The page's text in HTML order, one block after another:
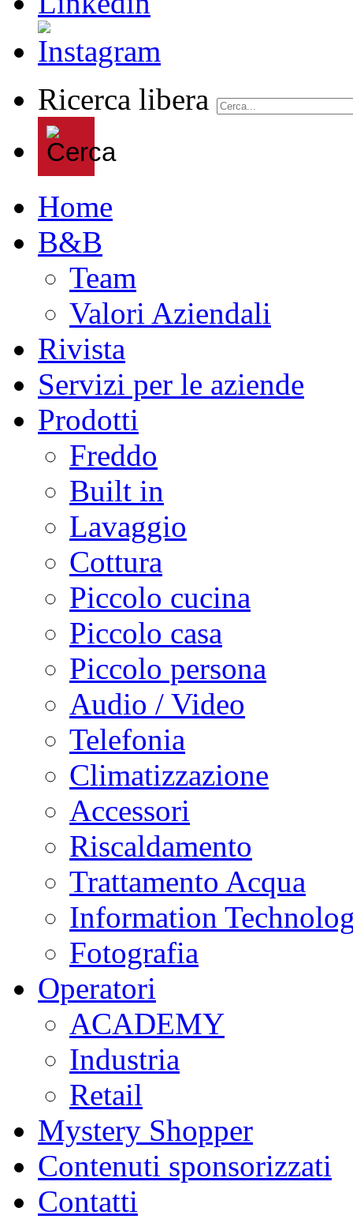
Ricerca libera
Home
B&B
Team
Valori Aziendali
Rivista
Servizi per le aziende
Prodotti
Freddo
Built in
Lavaggio
Cottura
Piccolo cucina
Piccolo casa
Piccolo persona
Audio / Video
Telefonia
Climatizzazione
Accessori
Riscaldamento
Trattamento Acqua
Information
Fotografia
Operatori
ACADEMY
Industria
Retail
Mystery Shopper
Contenuti sponsorizzati
Contatti